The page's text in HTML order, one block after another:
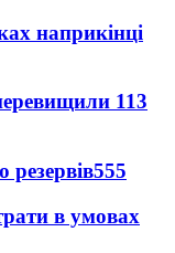
наприкінці
113
резервів555
в умовах